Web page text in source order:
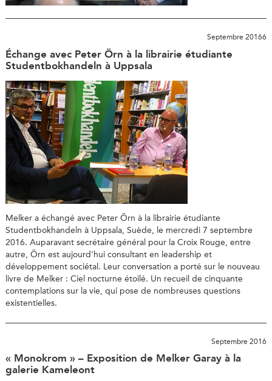
Septembre 20166
Échange avec Peter Örn à la librairie étudiante
Studentbokhandeln à Uppsala
Melker a échangé avec Peter Örn à la librairie étudiante
Studentbokhandeln à Uppsala, Suède, le mercredi 7 septembre
2016. Auparavant secrétaire général pour la Croix Rouge, entre
autre, Örn est aujourd’hui consultant en leadership et
développement sociétal. Leur conversation a porté sur le nouveau
livre de Melker : Ciel nocturne étoilé. Un recueil de cinquante
contemplations sur la vie, qui pose de nombreuses questions
existentielles.
Septembre 2016
« Monokrom » – Exposition de Melker Garay à la
galerie Kameleont